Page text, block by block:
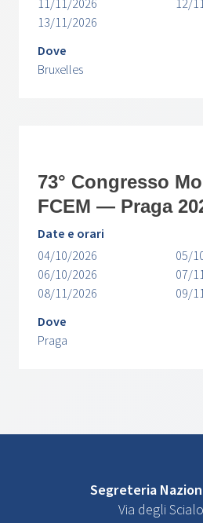
11/11/2026
12/
13/11/2026
Dove
Bruxelles
73° Congresso
FCEM — Praga
Date e orari
04/10/2026
05/
06/10/2026
07/
08/11/2026
09/
Dove
Praga
Segreteria
Via degli